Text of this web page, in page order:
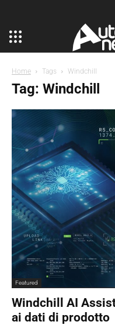
Home Tags Windchill
Tag: Windchill
Featured
Windchill AI
ai dati di prodotto